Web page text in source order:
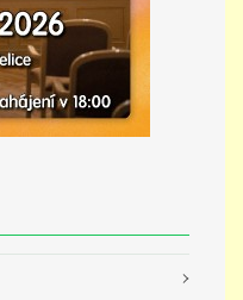
|Tisk|Nahoru ↑